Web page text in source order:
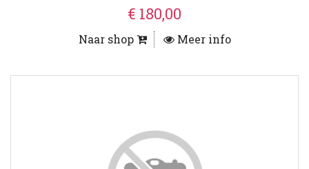
€ 180,00
Naar shop Meer info